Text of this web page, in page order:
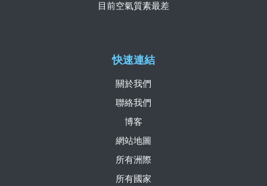
快速連結
關於我們
聯絡我們
博客
網站地圖
所有洲際
所有國家
目前空氣質素最差